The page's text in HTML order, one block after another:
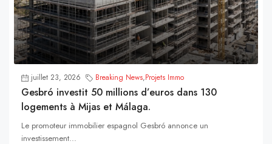
juillet 23, 2026 Breaking News,Projets Immo
Gesbró investit 50 millions d’euros dans 130
logements à Mijas et Málaga.
Le promoteur immobilier espagnol Gesbró annonce un
investissement...